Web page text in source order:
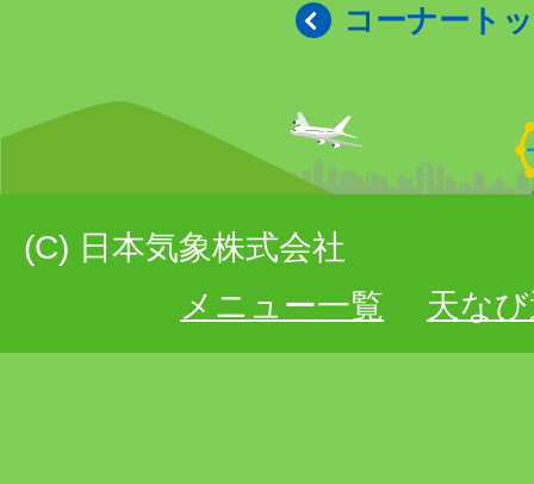
コーナート
(C) 日本気象株式会社
メニュー一覧
天な